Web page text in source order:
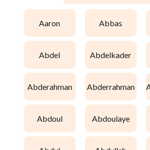
aaron abbas
abdel abdelkader
abderahman abderrahman
abdoul abdoulaye